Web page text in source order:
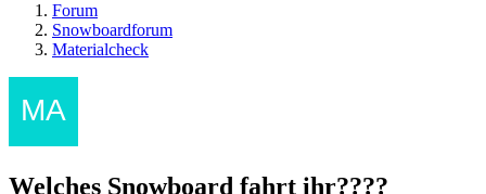
Forum
Snowboardforum
Materialcheck
Welches Snowboard fahrt ihr????